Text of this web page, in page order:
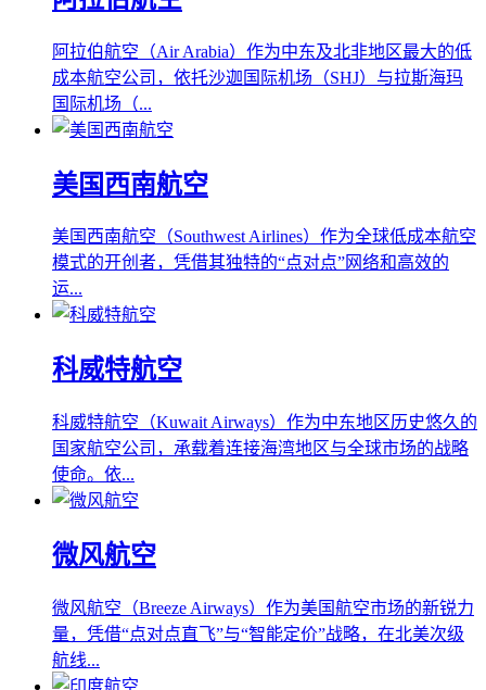
阿拉伯航空（Air Arabia）作为中东及北非地区最大的低
成本航空公司，依托沙迦国际机场（SHJ）与拉斯海玛
国际机场（...
美国西南航空
美国西南航空（Southwest Airlines）作为全球低成本航空
模式的开创者，凭借其独特的“点对点”网络和高效的
运...
科威特航空
科威特航空（Kuwait Airways）作为中东地区历史悠久的
国家航空公司，承载着连接海湾地区与全球市场的战略
使命。依...
微风航空
微风航空（Breeze Airways）作为美国航空市场的新锐力
量，凭借“点对点直飞”与“智能定价”战略，在北美次级
航线...